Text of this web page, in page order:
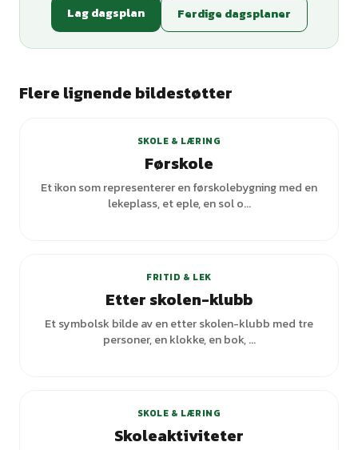
Lag dagsplan
Ferdige dagsplaner
Flere lignende bildestøtter
SKOLE & LÆRING
Førskole
Et ikon som representerer en førskolebygning med en
lekeplass, et eple, en sol o...
FRITID & LEK
Etter skolen-klubb
Et symbolsk bilde av en etter skolen-klubb med tre
personer, en klokke, en bok, ...
SKOLE & LÆRING
Skoleaktiviteter